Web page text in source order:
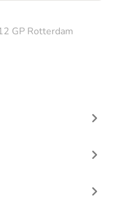
GP Rotterdam